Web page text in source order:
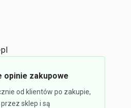
opinie zakupowe
od klientów po zakupie,
sklep i są